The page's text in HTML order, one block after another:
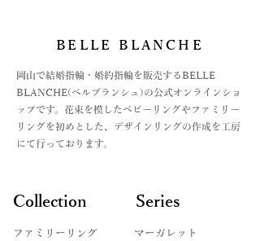
BELLE BLANCHE
​岡山で結婚指輪・婚約指輪を販売するBELLE
BLANCHE(ベルブランシュ)の公式オンラインショ
ップです。花束を模したベビーリングやファミリー
リングを初めとした、デザインリングの作成を工房
にて行っております。
Collection Series
ファミリーリング マーガレット